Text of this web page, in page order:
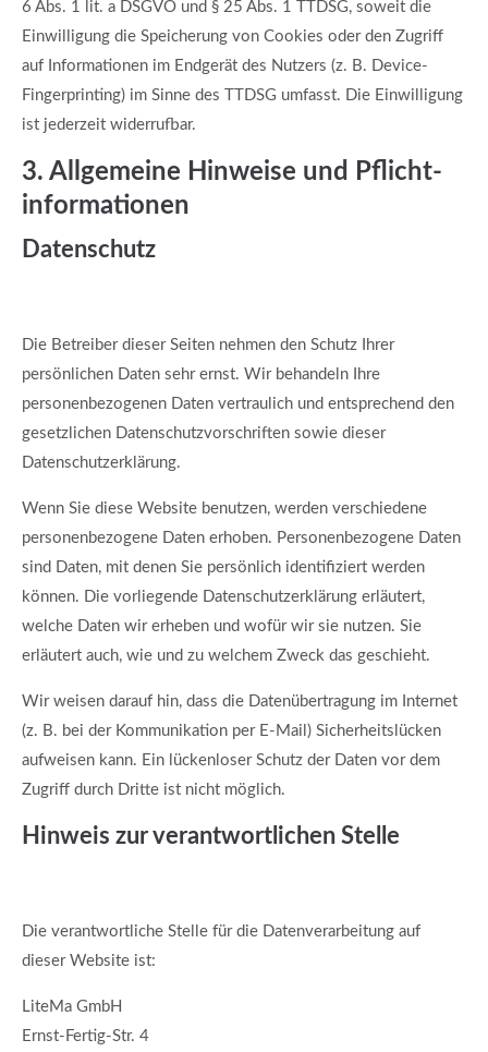
6 Abs. 1 lit. a DSGVO und § 25 Abs. 1 TTDSG, soweit die
Einwilligung die Speicherung von Cookies oder den Zugriff
auf Informationen im Endgerät des Nutzers (z. B. Device-
Fingerprinting) im Sinne des TTDSG umfasst. Die Einwilligung
ist jederzeit widerrufbar.
3. Allgemeine Hinweise und Pflicht­
informationen
Datenschutz
Die Betreiber dieser Seiten nehmen den Schutz Ihrer
persönlichen Daten sehr ernst. Wir behandeln Ihre
personenbezogenen Daten vertraulich und entsprechend den
gesetzlichen Datenschutzvorschriften sowie dieser
Datenschutzerklärung.
Wenn Sie diese Website benutzen, werden verschiedene
personenbezogene Daten erhoben. Personenbezogene Daten
sind Daten, mit denen Sie persönlich identifiziert werden
können. Die vorliegende Datenschutzerklärung erläutert,
welche Daten wir erheben und wofür wir sie nutzen. Sie
erläutert auch, wie und zu welchem Zweck das geschieht.
Wir weisen darauf hin, dass die Datenübertragung im Internet
(z. B. bei der Kommunikation per E-Mail) Sicherheitslücken
aufweisen kann. Ein lückenloser Schutz der Daten vor dem
Zugriff durch Dritte ist nicht möglich.
Hinweis zur verantwortlichen Stelle
Die verantwortliche Stelle für die Datenverarbeitung auf
dieser Website ist:
LiteMa GmbH
Ernst-Fertig-Str. 4